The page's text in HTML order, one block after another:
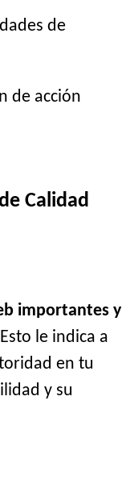
de
de acción
Calidad
importantes y
le indica a
en tu
y su